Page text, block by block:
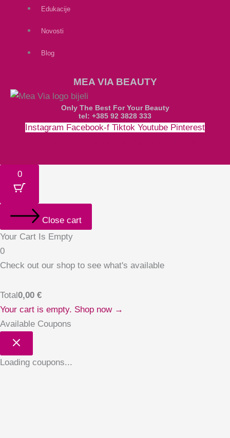
Edukacije
Novosti
Blog
MEA VIA BEAUTY
Only The Best For Your Beauty
tel: +385 92 3828 333
Instagram Facebook-f Tiktok Youtube Pinterest
0
Close cart
Your Cart Is Empty
0
Check out our shop to see what's available
Total0,00 €
Your cart is empty. Shop now →
Available Coupons
Loading coupons...